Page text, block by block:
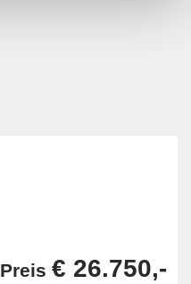
Preis € 26.750,-